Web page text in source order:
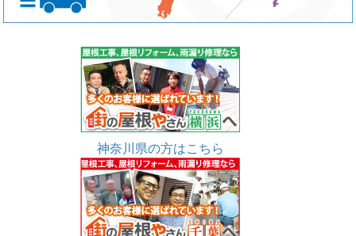
神奈川県の方はこちら